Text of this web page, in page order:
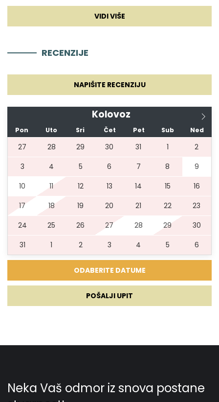
11.09.2026.
12.09.2026. 01.11.2026.
RECENZIJE
NAPIŠITE RECENZIJU
Kolovoz
Pon Uto Sri Čet Pet Sub Ned
27 28 29 30 31 1
2
3
4 5 6 7 8
9
10
11 12 13 14 15
16
17
18 19 20 21 22
23
24
25 26 27 28 29
30
31
1 2 3 4 5 6
POŠALJI UPIT